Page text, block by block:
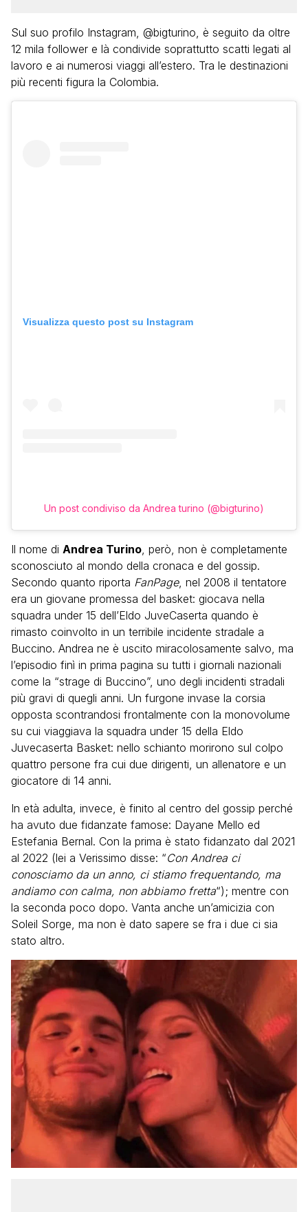
Sul suo profilo Instagram, @bigturino, è seguito da oltre
12 mila follower e là condivide soprattutto scatti legati al
lavoro e ai numerosi viaggi all’estero. Tra le destinazioni
più recenti figura la Colombia.
Visualizza questo post su Instagram
Un post condiviso da Andrea turino (@bigturino)
Il nome di Andrea Turino, però, non è completamente
sconosciuto al mondo della cronaca e del gossip.
Secondo quanto riporta FanPage, nel 2008 il tentatore
era un giovane promessa del basket: giocava nella
squadra under 15 dell’Eldo JuveCaserta quando è
rimasto coinvolto in un terribile incidente stradale a
Buccino. Andrea ne è uscito miracolosamente salvo, ma
l’episodio finì in prima pagina su tutti i giornali nazionali
come la “strage di Buccino”, uno degli incidenti stradali
più gravi di quegli anni. Un furgone invase la corsia
opposta scontrandosi frontalmente con la monovolume
su cui viaggiava la squadra under 15 della Eldo
Juvecaserta Basket: nello schianto morirono sul colpo
quattro persone fra cui due dirigenti, un allenatore e un
giocatore di 14 anni.
In età adulta, invece, è finito al centro del gossip perché
ha avuto due fidanzate famose: Dayane Mello ed
Estefania Bernal. Con la prima è stato fidanzato dal 2021
al 2022 (lei a Verissimo disse: “Con Andrea ci
conosciamo da un anno, ci stiamo frequentando, ma
andiamo con calma, non abbiamo fretta“); mentre con
la seconda poco dopo. Vanta anche un’amicizia con
Soleil Sorge, ma non è dato sapere se fra i due ci sia
stato altro.